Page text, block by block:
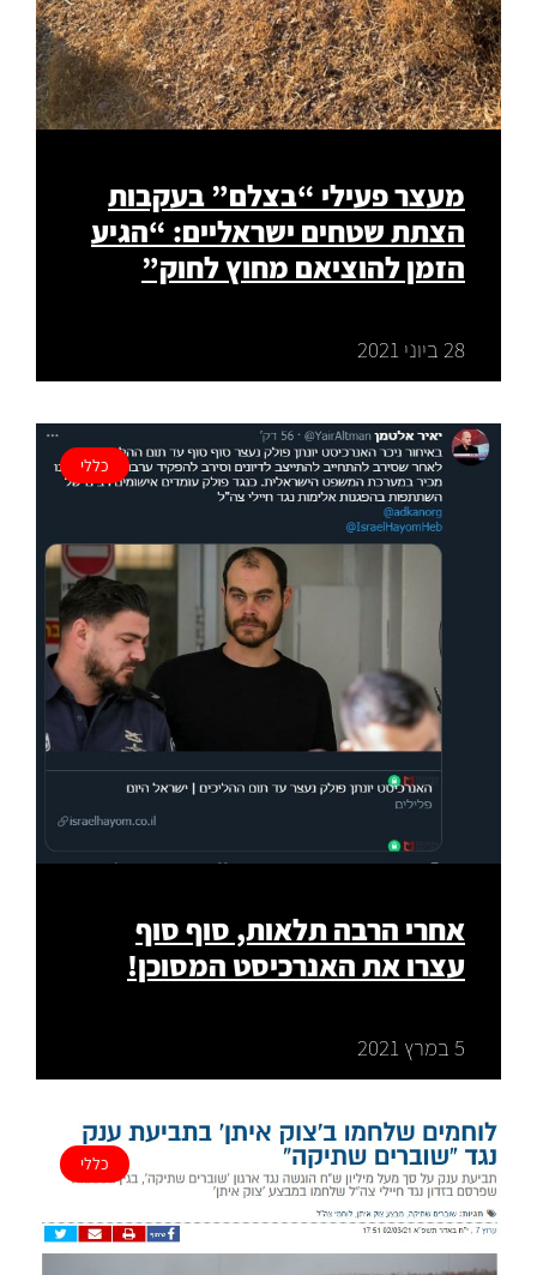
מעצר פעילי “בצלם” בעקבות
הצתת שטחים ישראליים: “הגיע
הזמן להוציאם מחוץ לחוק”
28 ביוני 2021
כללי
אחרי הרבה תלאות, סוף סוף
עצרו את האנרכיסט המסוכן!
5 במרץ 2021
כללי